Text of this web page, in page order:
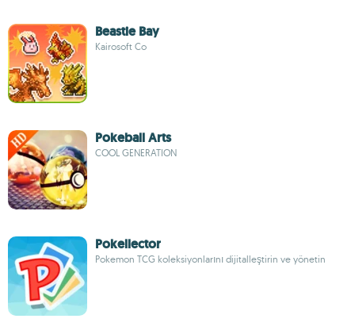
Beastie Bay
Kairosoft Co
Pokeball Arts
COOL GENERATION
Pokellector
Pokemon TCG koleksiyonlarını dijitalleştirin ve yönetin